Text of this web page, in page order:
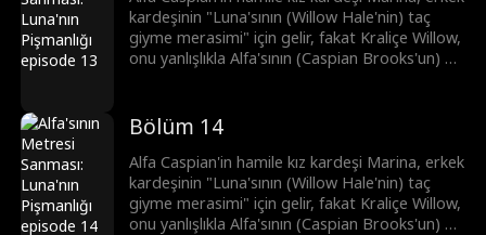
kardeşinin "Luna'sının (Willow Hale'nin) taç
giyme merasimi" için gelir, fakat Kraliçe Willow,
onu yanlışlıkla Alfa'sının (Caspian Brooks'un) bir
bundan dolayı Marina düşük yapar. Şimdi ise
Brooks kardeşler, intikam peşindedir.
Bölüm 14
Alfa Caspian'in hamile kız kardeşi Marina, erkek
kardeşinin "Luna'sının (Willow Hale'nin) taç
giyme merasimi" için gelir, fakat Kraliçe Willow,
onu yanlışlıkla Alfa'sının (Caspian Brooks'un) bir